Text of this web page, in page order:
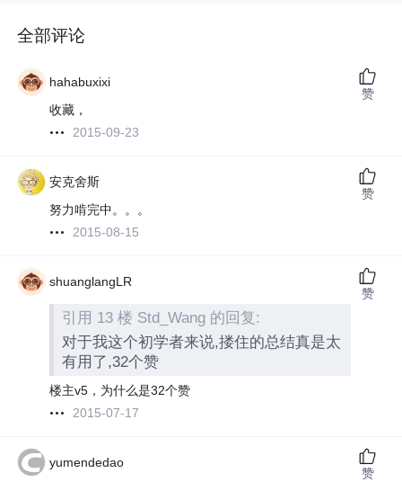
全部评论
hahabuxixi
收藏，
2015-09-23
赞
安克舍斯
努力啃完中。。。
2015-08-15
赞
shuanglangLR
引用 13 楼 Std_Wang 的回复:
对于我这个初学者来说,搂住的总结真是太
有用了,32个赞
楼主v5，为什么是32个赞
2015-07-17
赞
yumendedao
赞